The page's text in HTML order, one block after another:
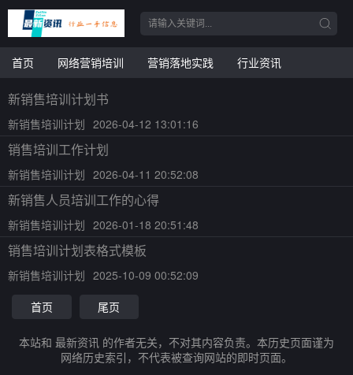
首页 网络营销培训 营销落地实践 行业资讯
新销售培训计划书
新销售培训计划 2026-04-12 13:01:16
销售培训工作计划
新销售培训计划 2026-04-11 20:52:08
新销售人员培训工作的心得
新销售培训计划 2026-01-18 20:51:48
销售培训计划表格式模板
新销售培训计划 2025-10-09 00:52:09
首页
尾页
本站和 最新资讯 的作者无关，不对其内容负责。本历史页面谨为
网络历史索引，不代表被查询网站的即时页面。